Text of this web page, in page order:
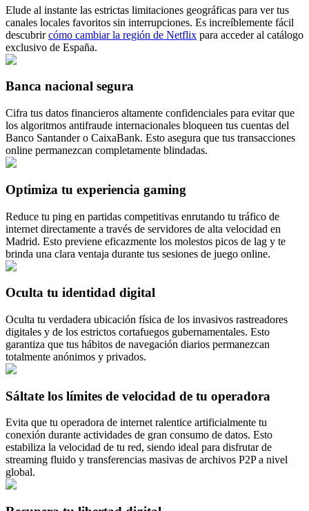
Elude al instante las estrictas limitaciones geográficas para ver tus
canales locales favoritos sin interrupciones. Es increíblemente fácil
descubrircómo cambiar la región de Netflix para acceder al catálogo
exclusivo de España.
Banca nacional segura
Cifra tus datos financieros altamente confidenciales para evitar que
los algoritmos antifraude internacionales bloqueen tus cuentas del
Banco Santander o CaixaBank. Esto asegura que tus transacciones
online permanezcan completamente blindadas.
Optimiza tu experiencia gaming
Reduce tu ping en partidas competitivas enrutando tu tráfico de
internet directamente a través de servidores de alta velocidad en
Madrid. Esto previene eficazmente los molestos picos de lag y te
brinda una clara ventaja durante tus sesiones de juego online.
Oculta tu identidad digital
Oculta tu verdadera ubicación física de los invasivos rastreadores
digitales y de los estrictos cortafuegos gubernamentales. Esto
garantiza que tus hábitos de navegación diarios permanezcan
totalmente anónimos y privados.
Sáltate los límites de velocidad de tu operadora
Evita que tu operadora de internet ralentice artificialmente tu
conexión durante actividades de gran consumo de datos. Esto
estabiliza la velocidad de tu red, siendo ideal para disfrutar de
streaming fluido y transferencias masivas de archivos P2P a nivel
global.